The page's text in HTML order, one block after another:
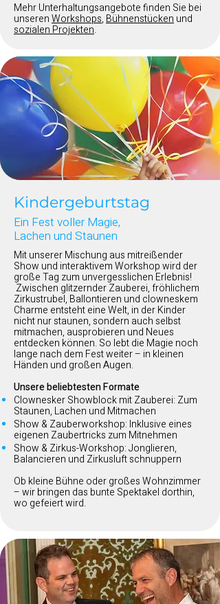
Mehr Unterhaltungsangebote finden Sie bei
unserenWorkshops, Bühnenstücken und
sozialen Projekten.
Kindergeburtstag
Ein Fest voller Magie,
Lachen und Staunen
Mit unserer Mischung aus mitreißender
Show und interaktivem Workshop wird der
große Tag zum unvergesslichen Erlebnis!
Zwischen glitzernder Zauberei, fröhlichem
Zirkustrubel, Ballontieren und clowneskem
Charme entsteht eine Welt, in der Kinder
nicht nur staunen, sondern auch selbst
mitmachen, ausprobieren und Neues
entdecken können. So lebt die Magie noch
lange nach dem Fest weiter – in kleinen
Händen und großen Augen.
Unsere beliebtesten Formate
Clownesker Showblock mit Zauberei: Zum
Staunen, Lachen und Mitmachen
Show & Zauberworkshop: Inklusive eines
eigenen Zaubertricks zum Mitnehmen
Show & Zirkus-Workshop: Jonglieren,
Balancieren und Zirkusluft schnuppern
Ob kleine Bühne oder großes Wohnzimmer
– wir bringen das bunte Spektakel dorthin,
wo gefeiert wird.